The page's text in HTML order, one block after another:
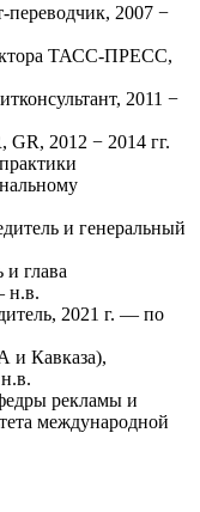
2007 −
ТАСС-ПРЕСС,
2011 −
GR, 2012 − 2014 гг.
и генеральный
и глава
н.в.
2021 г. — по
и Кавказа),
рекламы и
международной